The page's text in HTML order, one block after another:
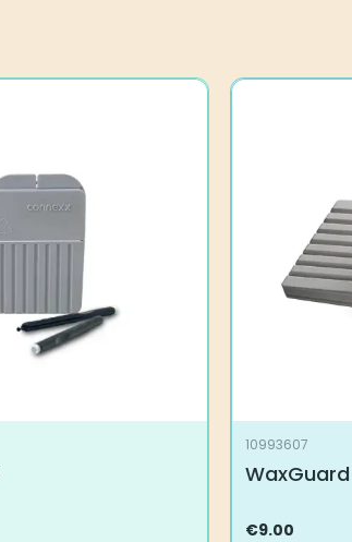
10993607
€9.00